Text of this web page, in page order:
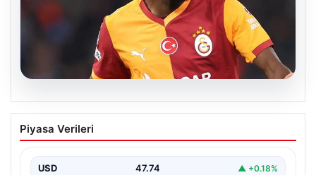
08.08.2026
Galatasaray taraftarını korkutan Victor
Osimhen iddiası!
Piyasa Verileri
USD 47.74 ▲ +0.18%